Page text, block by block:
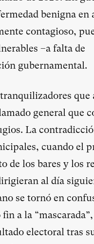
benigna en
contagioso,
–a falta de
gubernamental.
que
general que
La
cuando el
de los bares y los
al día
se tornó en
a la
electoral tras